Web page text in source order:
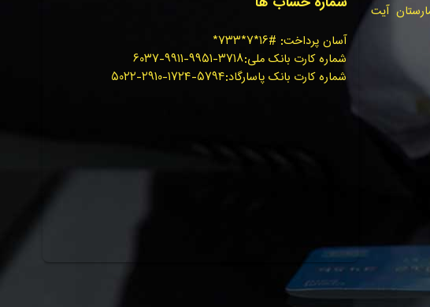
آیت
آسان پرداخت: #۱۶*۷*۷۳۳*
شماره کارت بانک ملی:۳۷۱۸-۹۹۵۱-۹۹۱۱-۶۰۳۷
شماره کارت بانک پاسارگاد:۵۷۹۴-۱۷۲۴-۲۹۱۰-۵۰۲۲